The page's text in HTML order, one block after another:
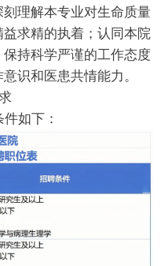
理解本专业对生命质量
求精的执着；认同本院
持科学严谨的工作态度
识和医患共情能力。
如下：